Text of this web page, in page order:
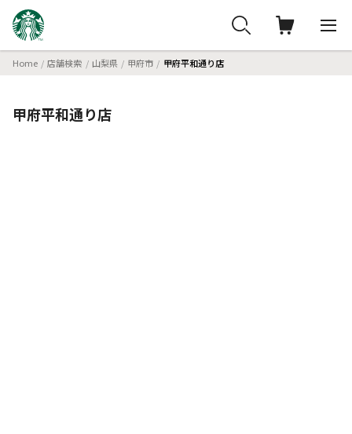
Home 店舗検索 山梨県 甲府市 甲府平和通り店
甲府平和通り店